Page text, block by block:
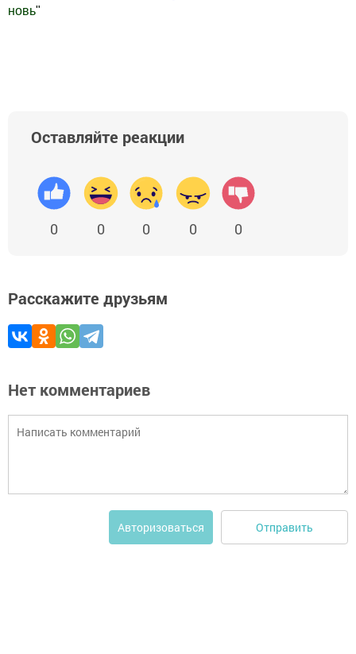
новь"
Оставляйте реакции
0 0 0 0 0
Расскажите друзьям
Нет комментариев
Авторизоваться Отправить